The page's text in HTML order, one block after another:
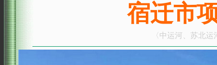
宿迁市
〈中运河、苏北